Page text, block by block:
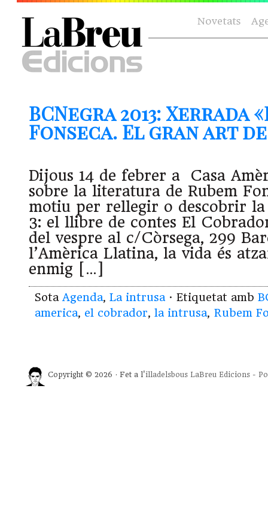
Novetats
BCNegra 2013: Xerrada
Fonseca. El gran art
Dijous 14 de febrer a Casa
sobre la literatura de Rubem
motiu per rellegir o descobrir
3: el llibre de contes El
del vespre al c/Còrsega, 299
l’Amèrica Llatina, la vida és
enmig […]
Sota Agenda, La intrusa · Etiquetat amb
america, el cobrador, la intrusa, Rubem
Copyright © 2026 · Fet a l'illadelsbous LaBreu Edicions -